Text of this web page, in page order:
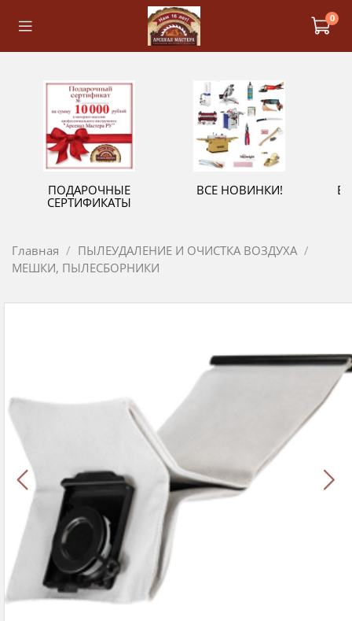
0
ПОДАРОЧНЫЕ
СЕРТИФИКАТЫ
ВСЕ НОВИНКИ!
Главная
ПЫЛЕУДАЛЕНИЕ И ОЧИСТКА ВОЗДУХА
МЕШКИ, ПЫЛЕСБОРНИКИ